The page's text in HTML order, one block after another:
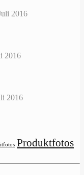
2016
2016
2016
Produktfotos